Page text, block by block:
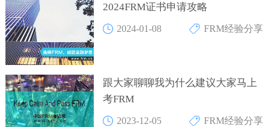
2024FRM证书申请攻略
2024-01-08 FRM经验分享
跟大家聊聊我为什么建议大家马上
考FRM
2023-12-05 FRM经验分享